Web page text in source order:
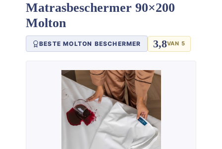
Matrasbeschermer 90×200
Molton
BESTE MOLTON BESCHERMER 3,8VAN 5